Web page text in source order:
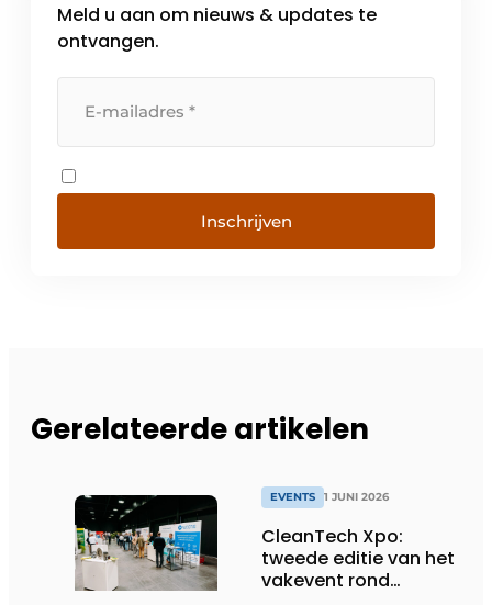
Meld u aan om nieuws & updates te
ontvangen.
Inschrijven
Gerelateerde artikelen
EVENTS 1 JUNI 2026
CleanTech Xpo:
tweede editie van het
vakevent rond